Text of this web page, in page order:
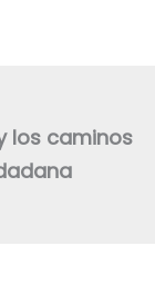
los caminos